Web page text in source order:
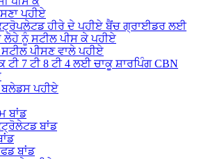
ਪਹੀਏ
ਹੀਰੇ ਦੇ ਪਹੀਏ ਬੈਂਚ ਗ੍ਰਾਈਡਰ ਲਈ
ਲੋਹੇ ਨੂੰ ਸਟੀਲ ਪੀਸ ਕੇ ਪਹੀਏ
ਪੀਸਣ ਵਾਲੇ ਪਹੀਏ
ਟੀ 7 ਟੀ 8 ਟੀ 4 ਲਈ ਚਾਕੂ ਸ਼ਾਰਪਿੰਗ CBN
ਪਹੀਏ
ਬਾਂਡ
ਬਾਂਡ
ਬਾਂਡ